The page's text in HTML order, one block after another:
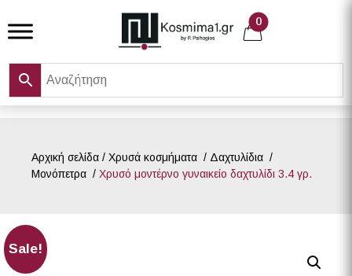
to
0
Αρχική σελίδα / Χρυσά κοσμήματα / Δαχτυλίδια /
Μονόπετρα / Χρυσό μοντέρνο γυναικείο δαχτυλίδι 3.4 γρ.
Sale!